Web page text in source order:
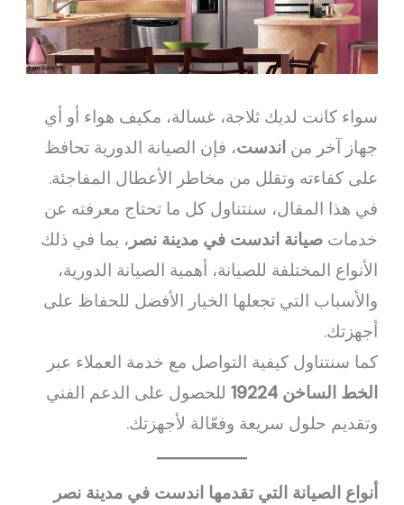
سواء كانت لديك ثلاجة، غسالة، مكيف هواء أو أي
جهاز آخر مناندست، فإن الصيانة الدورية تحافظ
على كفاءته وتقلل من مخاطر الأعطال المفاجئة.
في هذا المقال، سنتناول كل ما تحتاج معرفته عن
خدماتصيانة اندست في مدينة نصر ، بما في ذلك
الأنواع المختلفة للصيانة، أهمية الصيانة الدورية،
والأسباب التي تجعلها الخيار الأفضل للحفاظ على
أجهزتك.
كما سنتناول كيفية التواصل مع خدمة العملاء عبر
الخط الساخن 19224
للحصول على الدعم الفني
وتقديم حلول سريعة وفعّالة لأجهزتك.
أنواع الصيانة التي تقدمها اندست في مدينة نصر